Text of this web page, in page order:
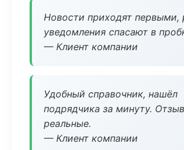
Новости приходят первыми,
уведомления спасают в
— Клиент компании
Удобный справочник, нашёл
подрядчика за минуту.
реальные.
— Клиент компании